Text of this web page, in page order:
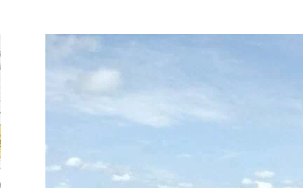
ស្រាយរួមមួយជាមួយសហជីពមូលដ្ឋាន និងតំណាងកម្មករ។ ភាគី
៤ចំណុច រួមមាន៖ ប្រាក់ឈ្នួលចុងក្រោយ, ប្រាក់បំណាច់ឈប់សម្
ប្រចាំឆ្នាំដែលនៅសល់, ប្រាក់បំណាច់ការជូនដំណឹងមុន និងប្រាក់
បំណាច់អតីតភាពការងារឆមាសទី២ នៃឆ្នាំ២០២៦។ ប្រធាន
ការពារសិទ្ធិកម្មករនៃក្រុមហ៊ុន ហាយ-ថេក អឹភែរឹល លោក កេត ជី
បានបញ្ជាក់ថា សហជីពខ្លួនតំណាងឱ្យសមាជិក ១,០៥៨ នាក់
មានសមាជិកច្រើនជាងគេ) ឯកភាពលើការទូទាត់របស់ក្រុមហ៊ុន។
បន្ថែមពីលើនេះ លោកស្នើសុំឱ្យក្រុមហ៊ុនជួយសម្របសម្រួល បង់